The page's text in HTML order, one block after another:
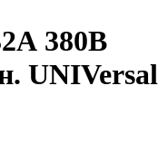
380В
UNIVersal